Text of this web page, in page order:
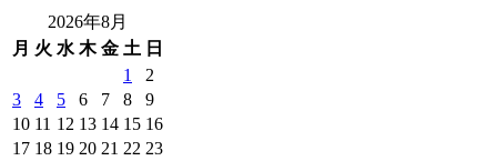
2026年8月
月 火 水 木 金 土 日
1
2
3
4 5 6 7 8
9
10 11 12 13 14 15 16
17 18 19 20 21 22 23